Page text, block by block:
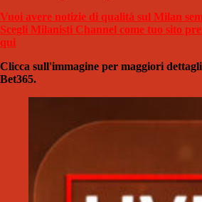
Vuoi avere notizie di qualità sul Milan
Scegli Milanisti Channel come tuo sito
qui
Clicca sull'immagine per maggiori
Bet365.